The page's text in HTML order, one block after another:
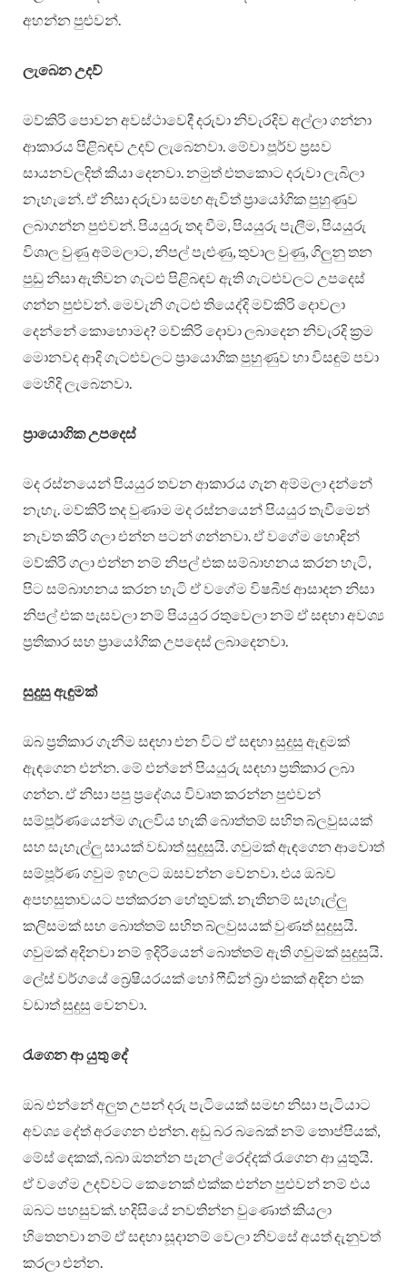
අහන්න පුළුවන්.
ලැබෙන උදව්
මව්කිරි පොවන අවස්ථාවෙදී දරුවා නිවැරදිව අල්ලා ගන්නා
ආකාරය පිළිබඳව උදව් ලැබෙනවා. මේවා පූර්ව ප්‍රසව
සායනවලදිත් කියා දෙනවා. නමුත් එතකොට දරුවා ලැබිලා
නැහැනේ. ඒ නිසා දරුවා සමඟ ඇවිත් ප්‍රායෝගික පුහුණුව
ලබාගන්න පුළුවන්. පියයුරු තද වීම, පියයුරු පැලීම, පියයුරු
විශාල වුණු අම්මලාට, නිපල් පැළුණු, තුවාල වුණු, ගිලුනු තන
පුඩු නිසා ඇතිවන ගැටළු පිළිබඳව ඇති ගැටළුවලට උපදෙස්
ගන්න පුළුවන්. මෙවැනි ගැටළු තියෙද්දි මව්කිරි දොවලා
දෙන්නේ කොහොමද? මව්කිරි දොවා ලබාදෙන නිවැරදි ක්‍රම
මොනවද ආදි ගැටළුවලට ප්‍රායොගික පුහුණුව හා විසඳුම් පවා
මෙහිදි ලැබෙනවා.
ප්‍රායොගික උපදෙස්
මද රස්නයෙන් පියයුර තවන ආකාරය ගැන අම්මලා දන්නේ
නැහැ. මව්කිරි තද වුණාම මද රස්නයෙන් පියයුර තැවීමෙන්
නැවත කිරි ගලා එන්න පටන් ගන්නවා. ඒ වගේම හොඳින්
මව්කිරි ගලා එන්න නම් නිපල් එක සම්බාහනය කරන හැටි,
පිට සම්බාහනය කරන හැටි ඒ වගේම විෂබීජ ආසාදන නිසා
නිපල් එක පැසවලා නම් පියයුර රතුවෙලා නම් ඒ සඳහා අවශ්‍ය
ප්‍රතිකාර සහ ප්‍රායෝගික උපදෙස් ලබාදෙනවා.
සුදුසු ඇඳුමක්
ඔබ ප්‍රතිකාර ගැනීම සඳහා එන විට ඒ සඳහා සුදුසු ඇඳුමක්
ඇඳගෙන එන්න. මේ එන්නේ පියයුරු සඳහා ප්‍රතිකාර ලබා
ගන්න. ඒ නිසා පපු ප්‍රදේශය විවෘත කරන්න පුළුවන්
සම්පූර්ණයෙන්ම ගැලවිය හැකි බොත්තම් සහිත බ්ලවුසයක්
සහ සැහැල්ලු සායක් වඩාත් සුදුසුයි. ගවුමක් ඇඳගෙන ආවොත්
සම්පූර්ණ ගවුම ඉහලට ඔසවන්න වෙනවා. එය ඔබව
අපහසුතාවයට පත්කරන හේතුවක්. නැතිනම් සැහැල්ලු
කලිසමක් සහ බොත්තම් සහිත බ්ලවුසයක් වුණත් සුදුසුයි.
ගවුමක් අදිනවා නම් ඉදිරියෙන් බොත්තම් ඇති ගවුමක් සුදුසුයි.
ලේස් වර්ගයේ බ්‍රෙෂියරයක් හෝ ෆීඩින් බ්‍රා එකක් අඳින එක
වඩාත් සුදුසු වෙනවා.
රැගෙන ආ යුතු දේ
ඔබ එන්නේ අලුත උපන් දරු පැටියෙක් සමඟ නිසා පැටියාට
අවශ්‍ය දේත් අරගෙන එන්න. අඩු බර බබෙක් නම් තොප්පියක්,
මේස් දෙකක්, බබා ඔතන්න පැනල් රෙද්දක් රැගෙන ආ යුතුයි.
ඒ වගේම උදව්වට කෙනෙක් එක්ක එන්න පුළුවන් නම් එය
ඔබට පහසුවක්. හදිසියේ නවතින්න වුණොත් කියලා
හිතෙනවා නම් ඒ සඳහා සූදානම් වෙලා නිවසේ අයත් දැනුවත්
කරලා එන්න.